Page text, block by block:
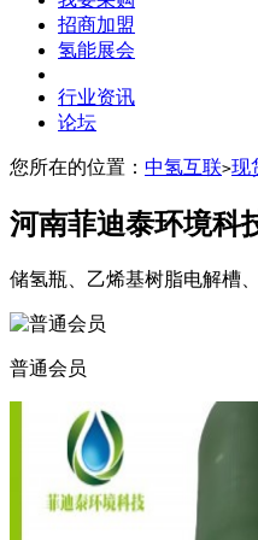
招商加盟
氢能展会
行业资讯
论坛
您所在的位置： 中氢互联>现
河南菲迪泰环境科
储氢瓶、乙烯基树脂电解槽
普通会员